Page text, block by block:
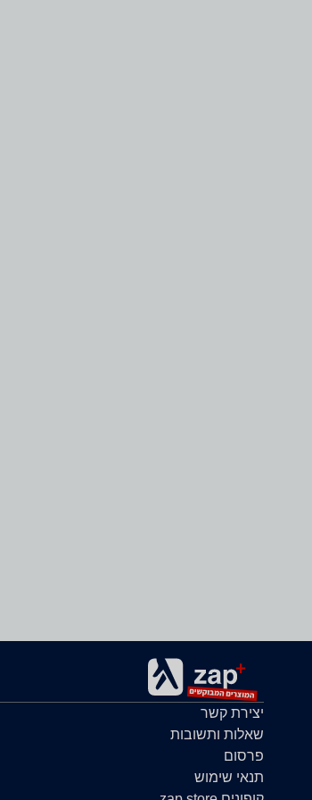
יצירת קשר
שאלות ותשובות
פרסום
תנאי שימוש